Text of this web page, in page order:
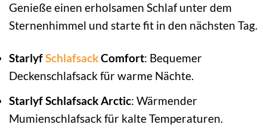
Genieße einen erholsamen Schlaf unter dem
Sternenhimmel und starte fit in den nächsten Tag.
StarlyfSchlafsackComfort: Bequemer
Deckenschlafsack für warme Nächte.
Starlyf Schlafsack Arctic: Wärmender
Mumienschlafsack für kalte Temperaturen.